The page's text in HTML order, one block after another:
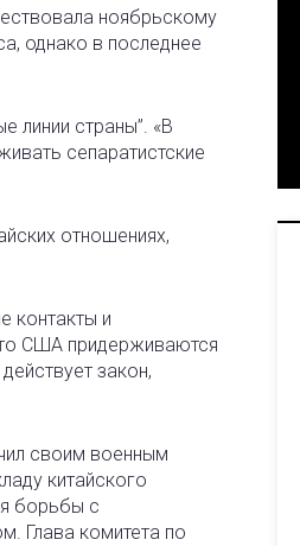
ноябрьскому
однако в последнее
линии страны”. «В
сепаратистские
отношениях,
контакты и
США придерживаются
закон,
своим военным
китайского
борьбы с
Глава комитета по